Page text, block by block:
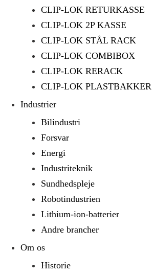
CLIP-LOK RETURKASSE
CLIP-LOK 2P KASSE
CLIP-LOK STÅL RACK
CLIP-LOK COMBIBOX
CLIP-LOK RERACK
CLIP-LOK PLASTBAKKER
Industrier
Bilindustri
Forsvar
Energi
Industriteknik
Sundhedspleje
Robotindustrien
Lithium-ion-batterier
Andre brancher
Om os
Historie